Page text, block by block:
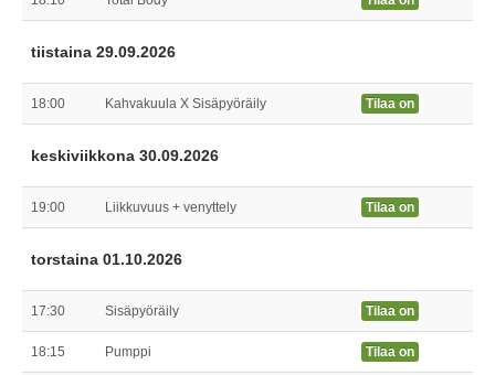
tiistaina 29.09.2026
18:00 Kahvakuula X Sisäpyöräily Tilaa on
keskiviikkona 30.09.2026
19:00 Liikkuvuus + venyttely Tilaa on
torstaina 01.10.2026
17:30 Sisäpyöräily Tilaa on
18:15 Pumppi Tilaa on